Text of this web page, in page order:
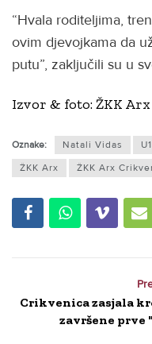
“Hvala roditeljima,
ovim djevojkama da
putu”, zaključili su u
Izvor & foto: ŽKK
Oznake: Natali Vidas
ŽKK Arx
ŽKK Arx
Crikvenica zasjala
završene